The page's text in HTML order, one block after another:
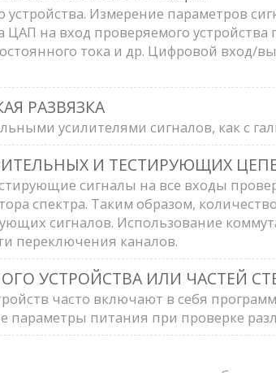
Измерение параметров
на вход проверяемого устройства
тока и др. Цифровой вход/
РАЗВЯЗКА
усилителями сигналов, как с
И ТЕСТИРУЮЩИХ
сигналы на все входы
спектра. Таким образом,
сигналов. Использование
переключения каналов.
УСТРОЙСТВА ИЛИ ЧАСТЕЙ
часто включают в себя
параметры питания при проверке